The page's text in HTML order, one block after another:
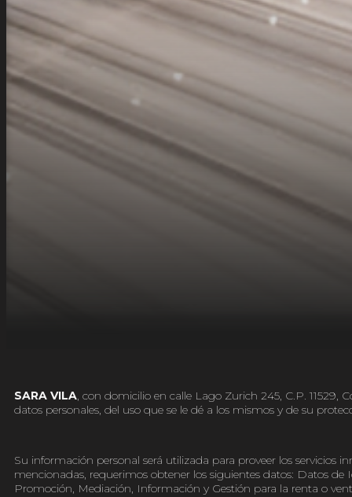
SARA VILA, con domicilio en calle Lago Zurich 245, C.P.
datos personales, del uso que se le dé a los mismos y de su
Su información personal será utilizada para proveer los servicios
mencionadas, requerimos obtener los siguientes datos: Datos
Promoción, Mediación, Información y Gestión para la renta o